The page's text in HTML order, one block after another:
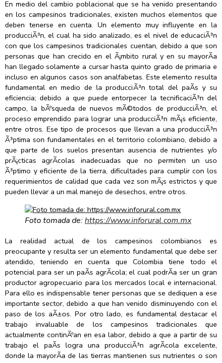
En medio del cambio poblacional que se ha venido presentando
en los campesinos tradicionales, existen muchos elementos que
deben tenerse en cuenta. Un elemento muy influyente en la
producciÃ³n, el cual ha sido analizado, es el nivel de educaciÃ³n
con que los campesinos tradicionales cuentan, debido a que son
personas que han crecido en el Ã¡mbito rural y en su mayorÃ­a
han llegado solamente a cursar hasta quinto grado de primaria e
incluso en algunos casos son analfabetas. Este elemento resulta
fundamental en medio de la producciÃ³n total del paÃ­s y su
eficiencia; debido a que puede entorpecer la tecnificaciÃ³n del
campo, la bÃºsqueda de nuevos mÃ©todos de producciÃ³n, el
proceso emprendido para lograr una producciÃ³n mÃ¡s eficiente,
entre otros. Ese tipo de procesos que llevan a una producciÃ³n
Ã³ptima son fundamentales en el territorio colombiano, debido a
que parte de los suelos presentan ausencia de nutrientes y/o
prÃ¡cticas agrÃ­colas inadecuadas que no permiten un uso
Ã³ptimo y eficiente de la tierra, dificultades para cumplir con los
requerimientos de calidad que cada vez son mÃ¡s estrictos y que
pueden llevar a un mal manejo de desechos, entre otros.
Foto tomada de:https://www.inforural.com.mx
La realidad actual de los campesinos colombianos es
preocupante y resulta ser un elemento fundamental que debe ser
atendido, teniendo en cuenta que Colombia tiene todo el
potencial para ser un paÃ­s agrÃ­cola; el cual podrÃ­a ser un gran
productor agropecuario para los mercados local e internacional.
Para ello es indispensable tener personas que se dediquen a ese
importante sector, debido a que han venido disminuyendo con el
paso de los aÃ±os. Por otro lado, es fundamental destacar el
trabajo invaluable de los campesinos tradicionales que
actualmente continÃºan en esa labor, debido a que a partir de su
trabajo el paÃ­s logra una producciÃ³n agrÃ­cola excelente,
donde la mayorÃ­a de las tierras mantienen sus nutrientes o son